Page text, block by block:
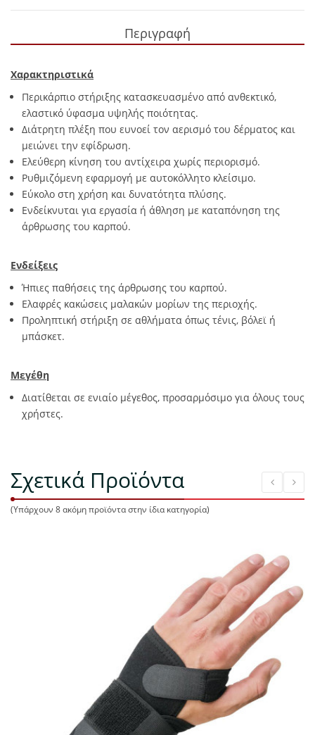
Περιγραφή
Χαρακτηριστικά
Περικάρπιο στήριξης κατασκευασμένο από ανθεκτικό,
ελαστικό ύφασμα υψηλής ποιότητας.
Διάτρητη πλέξη που ευνοεί τον αερισμό του δέρματος και
μειώνει την εφίδρωση.
Ελεύθερη κίνηση του αντίχειρα χωρίς περιορισμό.
Ρυθμιζόμενη εφαρμογή με αυτοκόλλητο κλείσιμο.
Εύκολο στη χρήση και δυνατότητα πλύσης.
Ενδείκνυται για εργασία ή άθληση με καταπόνηση της
άρθρωσης του καρπού.
Ενδείξεις
Ήπιες παθήσεις της άρθρωσης του καρπού.
Ελαφρές κακώσεις μαλακών μορίων της περιοχής.
Προληπτική στήριξη σε αθλήματα όπως τένις, βόλεϊ ή
μπάσκετ.
Μεγέθη
Διατίθεται σε ενιαίο μέγεθος, προσαρμόσιμο για όλους τους
χρήστες.
Σχετικά Προϊόντα
(Υπάρχουν 8 ακόμη προϊόντα στην ίδια κατηγορία)